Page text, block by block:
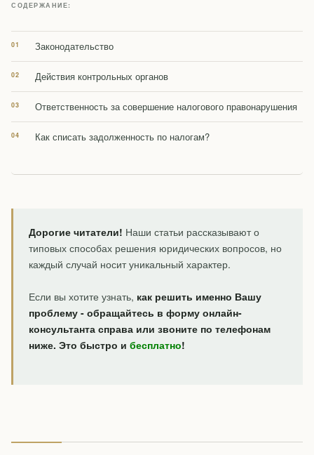
СОДЕРЖАНИЕ:
Законодательство
Действия контрольных органов
Ответственность за совершение налогового правонарушения
Как списать задолженность по налогам?
Дорогие читатели! Наши статьи рассказывают о
типовых способах решения юридических вопросов, но
каждый случай носит уникальный характер.
Если вы хотите узнать, как решить именно Вашу
проблему - обращайтесь в форму онлайн-
консультанта справа или звоните по телефонам
ниже. Это быстро и бесплатно!